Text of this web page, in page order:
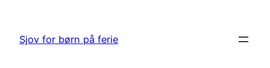
indhold
Sjov for børn på ferie